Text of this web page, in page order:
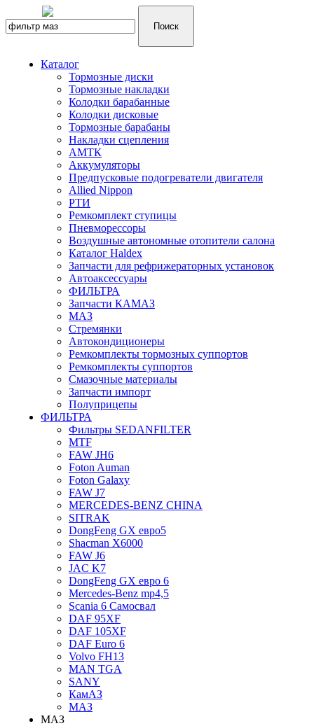
Каталог
Тормозные диски
Тормозные накладки
Колодки барабанные
Колодки дисковые
Тормозные барабаны
Накладки сцепления
АМТК
Аккумуляторы
Предпусковые подогреватели двигателя
Allied Nippon
РТИ
Ремкомплект ступицы
Пневморессоры
Воздушные автономные отопители салона
Каталог Haldex
Запчасти для рефрижераторных установок
Автоаксессуары
ФИЛЬТРА
Запчасти КАМАЗ
МАЗ
Стремянки
Автокондиционеры
Ремкомплекты тормозных суппортов
Ремкомплекты суппортов
Смазочные материалы
Запчасти импорт
Полуприцепы
ФИЛЬТРА
Фильтры SEDANFILTER
MTF
FAW JH6
Foton Auman
Foton Galaxy
FAW J7
MERCEDES-BENZ CHINA
SITRAK
DongFeng GX евро5
Shacman X6000
FAW J6
JAC K7
DongFeng GX евро 6
Mercedes-Benz mp4,5
Scania 6 Самосвал
DAF 95XF
DAF 105XF
DAF Euro 6
Volvo FH13
MAN TGA
SANY
КамАЗ
МАЗ
МАЗ